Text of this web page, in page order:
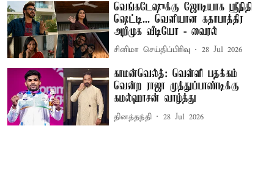
வெங்கடேஷுக்கு ஜோடியாக ஸ்ரீநிதி
ஷெட்டி... வெளியான கதாபாத்திர
அறிமுக வீடியோ - வைரல்
சினிமா செய்திப்பிரிவு 28 Jul 2026
காமன்வெல்த்: வெள்ளி பதக்கம்
வென்ற ராஜா முத்துப்பாண்டிக்கு
கமல்ஹாசன் வாழ்த்து
தினத்தந்தி 28 Jul 2026